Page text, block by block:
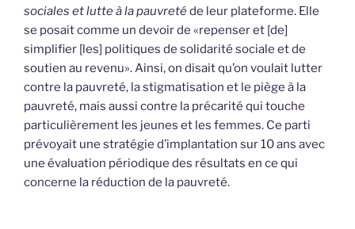
sociales et lutte à la pauvretéde leur plateforme. Elle
se posait comme un devoir de «repenser et [de]
simplifier [les] politiques de solidarité sociale et de
soutien au revenu». Ainsi, on disait qu’on voulait lutter
contre la pauvreté, la stigmatisation et le piège à la
pauvreté, mais aussi contre la précarité qui touche
particulièrement les jeunes et les femmes. Ce parti
prévoyait une stratégie d’implantation sur 10 ans avec
une évaluation périodique des résultats en ce qui
concerne la réduction de la pauvreté.